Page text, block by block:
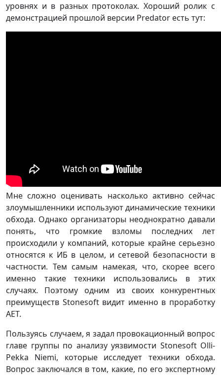
уровнях и в разных протоколах. Хороший ролик с
демонстрацией прошлой версии Predator есть тут:
Мне сложно оценивать насколько активно сейчас
злоумышленники используют динамические техники
обхода. Однако организаторы неоднократно давали
понять, что громкие взломы последних лет
происходили у компаний, которые крайне серьезно
относятся к ИБ в целом, и сетевой безопасности в
частности. Тем самым намекая, что, скорее всего
именно такие техники использовались в этих
случаях. Поэтому одним из своих конкурентных
преимуществ Stonesoft видит именно в проработку
AET.
Пользуясь случаем, я задал провокационный вопрос
главе группы по анализу уязвимости Stonesoft Olli-
Pekka Niemi, которые исследует техники обхода.
Вопрос заключался в том, какие, по его экспертному